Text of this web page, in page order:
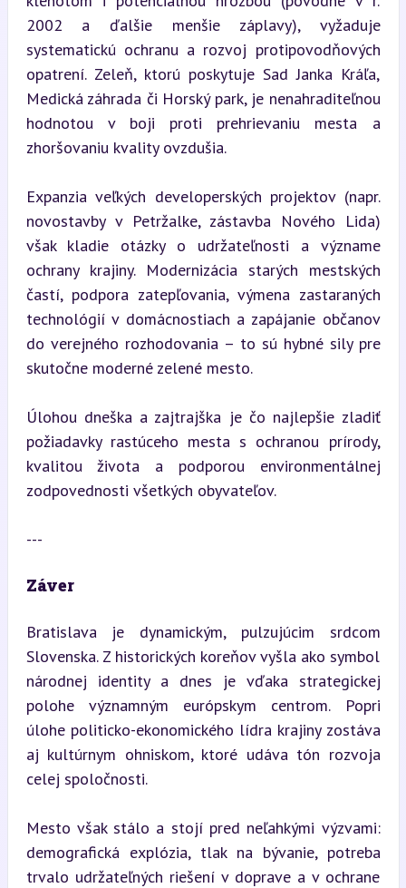
2002 a ďalšie menšie záplavy), vyžaduje
systematickú ochranu a rozvoj protipovodňových
opatrení. Zeleň, ktorú poskytuje Sad Janka Kráľa,
Medická záhrada či Horský park, je nenahraditeľnou
hodnotou v boji proti prehrievaniu mesta a
zhoršovaniu kvality ovzdušia.
Expanzia veľkých developerských projektov (napr.
novostavby v Petržalke, zástavba Nového Lida)
však kladie otázky o udržateľnosti a význame
ochrany krajiny. Modernizácia starých mestských
častí, podpora zatepľovania, výmena zastaraných
technológií v domácnostiach a zapájanie občanov
do verejného rozhodovania – to sú hybné sily pre
skutočne moderné zelené mesto.
Úlohou dneška a zajtrajška je čo najlepšie zladiť
požiadavky rastúceho mesta s ochranou prírody,
kvalitou života a podporou environmentálnej
zodpovednosti všetkých obyvateľov.
---
Záver
Bratislava je dynamickým, pulzujúcim srdcom
Slovenska. Z historických koreňov vyšla ako symbol
národnej identity a dnes je vďaka strategickej
polohe významným európskym centrom. Popri
úlohe politicko-ekonomického lídra krajiny zostáva
aj kultúrnym ohniskom, ktoré udáva tón rozvoja
celej spoločnosti.
Mesto však stálo a stojí pred neľahkými výzvami:
demografická explózia, tlak na bývanie, potreba
trvalo udržateľných riešení v doprave a v ochrane